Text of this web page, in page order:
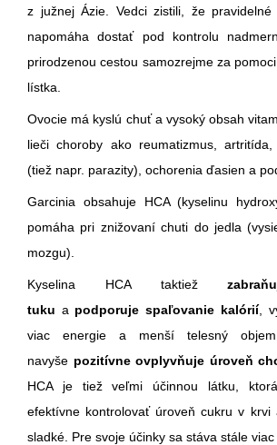
z južnej Ázie. Vedci zistili, že pravidelné
napomáha dostať pod kontrolu
prirodzenou cestou samozrejme za
lístka.
Ovocie má kyslú chuť a vysoký obsah
lieči choroby ako reumatizmus,
(tiež napr. parazity), ochorenia ďasien a
Garcinia obsahuje HCA (kyselinu
pomáha pri znižovaní chuti do jedla
mozgu).
Kyselina HCA taktiež
tuku a podporuje spaľovanie kalórií,
viac energie a menší telesný
navyše pozitívne ovplyvňuje úroveň
HCA je tiež veľmi účinnou látku,
efektívne kontrolovať úroveň cukru v krvi
sladké. Pre svoje účinky sa stáva stále viac